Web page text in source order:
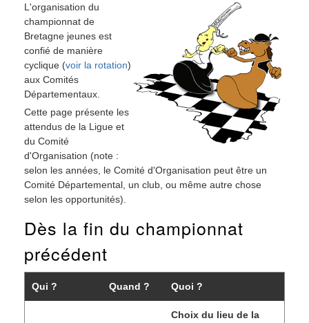
L'organisation du
championnat de
Bretagne jeunes est
confié de manière
cyclique (voir la rotation)
aux Comités
Départementaux.
Cette page présente les
attendus de la Ligue et
du Comité
d'Organisation (note :
selon les années, le Comité d'Organisation peut être un
Comité Départemental, un club, ou même autre chose
selon les opportunités).
Dès la fin du championnat
précédent
Qui ? Quand ? Quoi ?
Choix du lieu de la